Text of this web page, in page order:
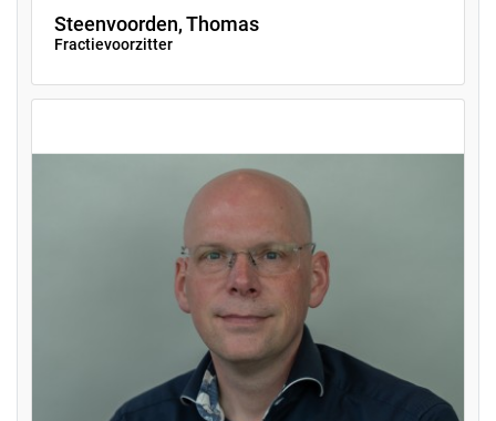
Steenvoorden, Thomas
Fractievoorzitter